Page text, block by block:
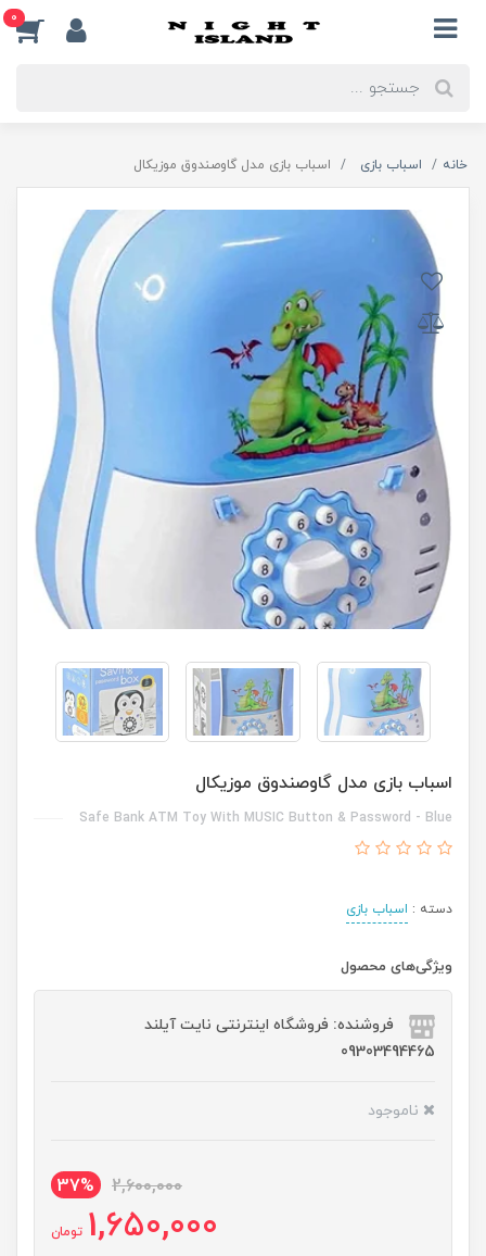
0
خانه اسباب بازی اسباب بازی مدل گاوصندوق موزیکال
اسباب بازی مدل گاوصندوق موزیکال
Safe Bank ATM Toy With MUSIC Button & Password - Blue
دسته : اسباب بازی
ویژگی‌های محصول
فروشنده: فروشگاه اینترنتی نایت آیلند
09303494465
ناموجود
2,600,000
37%
1,650,000 تومان